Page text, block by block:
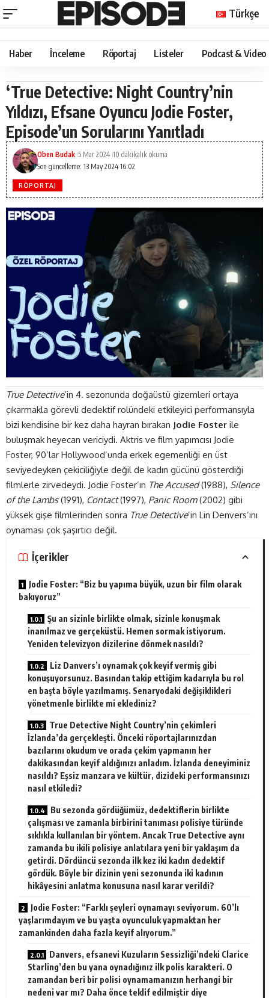
Türkçe
Haber İnceleme Röportaj Listeler Podcast & Video
‘True Detective: Night Country’nin
Yıldızı, Efsane Oyuncu Jodie Foster,
Episode’un Sorularını Yanıtladı
Son güncelleme: 13 May 2024 16:02
Oben Budak 5 Mar 2024 10 dakikalık okuma
RÖPORTAJ
True Detective’in 4. sezonunda doğaüstü gizemleri ortaya
çıkarmakla görevli dedektif rolündeki etkileyici performansıyla
bizi kendisine bir kez daha hayran bırakan Jodie Foster ile
buluşmak heyecan vericiydi. Aktris ve film yapımcısı Jodie
Foster, 90’lar Hollywood’unda erkek egemenliği en üst
seviyedeyken çekiciliğiyle değil de kadın gücünü gösterdiği
filmlerle zirvedeydi. Jodie Foster’ın The Accused(1988), Silence
of the Lambs(1991), Contact(1997), Panic Room(2002) gibi
yüksek gişe filmlerinden sonra True Detective’in Lin Denvers’ını
oynaması çok şaşırtıcı değil.
İçerikler
Jodie Foster: “Biz bu yapıma büyük, uzun bir film olarak
bakıyoruz”
Şu an sizinle birlikte olmak, sizinle konuşmak
inanılmaz ve gerçeküstü. Hemen sormak istiyorum.
Yeniden televizyon dizilerine dönmek nasıldı?
Liz Danvers’ı oynamak çok keyif vermiş gibi
konuşuyorsunuz. Basından takip ettiğim kadarıyla bu rol
en başta böyle yazılmamış. Senaryodaki değişiklikleri
yönetmenle birlikte mi eklediniz?
True Detective Night Country’nin çekimleri
İzlanda’da gerçekleşti. Önceki röportajlarınızdan
bazılarını okudum ve orada çekim yapmanın her
dakikasından keyif aldığınızı anladım. İzlanda deneyiminiz
nasıldı? Eşsiz manzara ve kültür, dizideki performansınızı
nasıl etkiledi?
Bu sezonda gördüğümüz, dedektiflerin birlikte
çalışması ve zamanla birbirini tanıması polisiye türünde
sıklıkla kullanılan bir yöntem. Ancak True Detective aynı
zamanda bu ikili polisiye anlatılara yeni bir yaklaşım da
getirdi. Dördüncü sezonda ilk kez iki kadın dedektif
gördük. Böyle bir dizinin yeni sezonunda iki kadının
hikâyesini anlatma konusuna nasıl karar verildi?
Jodie Foster: “Farklı şeyleri oynamayı seviyorum. 60’lı
yaşlarımdayım ve bu yaşta oyunculuk yapmaktan her
zamankinden daha fazla keyif alıyorum.”
Danvers, efsanevi Kuzuların Sessizliği’ndeki Clarice
Starling’den bu yana oynadığınız ilk polis karakteri. O
zamandan beri bir polisi oynamamanızın herhangi bir
nedeni var mı? Daha önce teklif edilmiştir diye